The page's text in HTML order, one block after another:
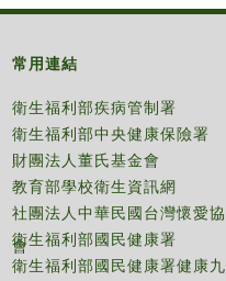
常用連結
衛生福利部疾病管制署
衛生福利部中央健康保險署
財團法人董氏基金會
教育部學校衛生資訊網
社團法人中華民國台灣懷愛協
會
衛生福利部國民健康署
衛生福利部國民健康署健康九